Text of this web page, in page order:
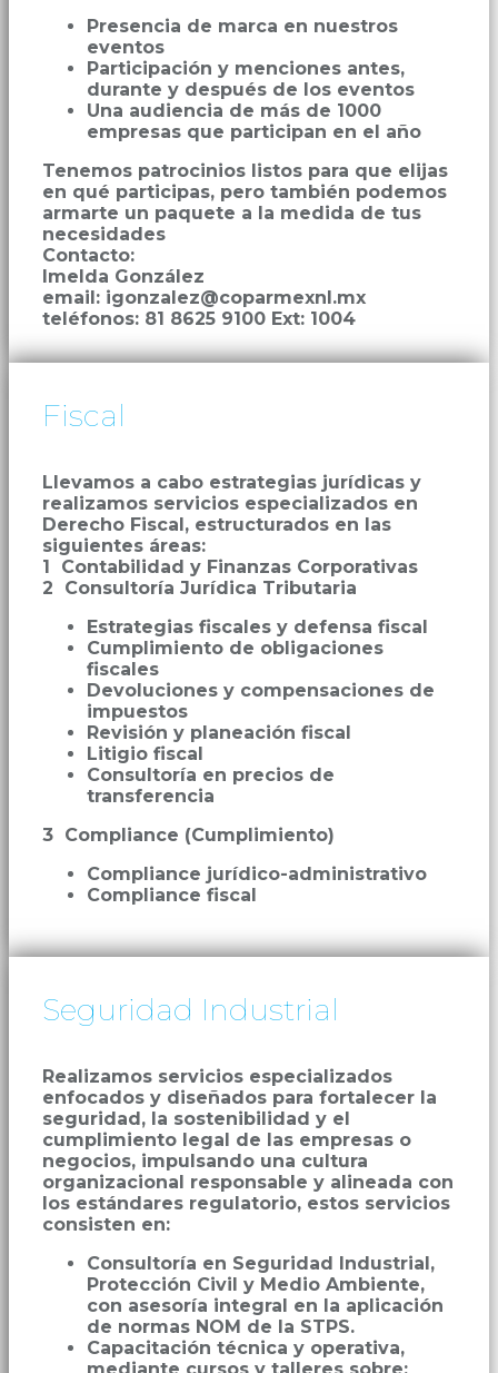
Presencia de marca en nuestros
eventos
Participación y menciones antes,
durante y después de los eventos
Una audiencia de más de 1000
empresas que participan en el año
Tenemos patrocinios listos para que elijas
en qué participas, pero también podemos
armarte un paquete a la medida de tus
necesidades
Contacto:
Imelda González
email: igonzalez@coparmexnl.mx
teléfonos: 81 8625 9100 Ext: 1004
Fiscal
Llevamos a cabo estrategias jurídicas y
realizamos servicios especializados en
Derecho Fiscal, estructurados en las
siguientes áreas:
1 Contabilidad y Finanzas Corporativas
2 Consultoría Jurídica Tributaria
Estrategias fiscales y defensa fiscal
Cumplimiento de obligaciones
fiscales
Devoluciones y compensaciones de
impuestos
Revisión y planeación fiscal
Litigio fiscal
Consultoría en precios de
transferencia
3 Compliance (Cumplimiento)
Compliance jurídico-administrativo
Compliance fiscal
Seguridad Industrial
Realizamos servicios especializados
enfocados y diseñados para fortalecer la
seguridad, la sostenibilidad y el
cumplimiento legal de las empresas o
negocios, impulsando una cultura
organizacional responsable y alineada con
los estándares regulatorio, estos servicios
consisten en:
Consultoría en Seguridad Industrial,
Protección Civil y Medio Ambiente,
con asesoría integral en la aplicación
de normas NOM de la STPS.
Capacitación técnica y operativa,